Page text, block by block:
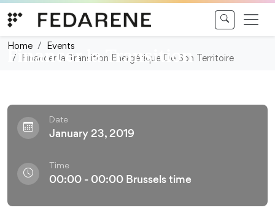
Home
Events
Financer la Transition Energétique De Son Territoire
Workshop
Financer la Transition
Date
January 23, 2019
Time
00:00 - 00:00 Brussels time